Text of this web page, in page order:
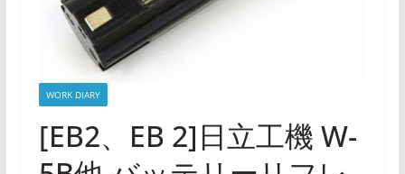
WORK DIARY
[EB2、EB 2]日立工機 W-